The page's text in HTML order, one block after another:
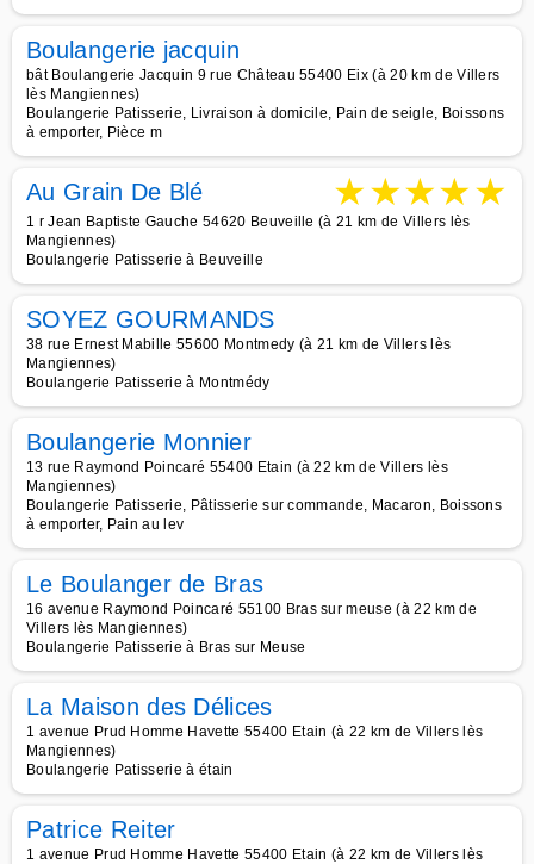
Boulangerie jacquin
bât Boulangerie Jacquin 9 rue Château 55400 Eix (à 20 km de Villers
lès Mangiennes)
Boulangerie Patisserie, Livraison à domicile, Pain de seigle, Boissons
à emporter, Pièce m
Au Grain De Blé ★★★★★
1 r Jean Baptiste Gauche 54620 Beuveille (à 21 km de Villers lès
Mangiennes)
Boulangerie Patisserie à Beuveille
SOYEZ GOURMANDS
38 rue Ernest Mabille 55600 Montmedy (à 21 km de Villers lès
Mangiennes)
Boulangerie Patisserie à Montmédy
Boulangerie Monnier
13 rue Raymond Poincaré 55400 Etain (à 22 km de Villers lès
Mangiennes)
Boulangerie Patisserie, Pâtisserie sur commande, Macaron, Boissons
à emporter, Pain au lev
Le Boulanger de Bras
16 avenue Raymond Poincaré 55100 Bras sur meuse (à 22 km de
Villers lès Mangiennes)
Boulangerie Patisserie à Bras sur Meuse
La Maison des Délices
1 avenue Prud Homme Havette 55400 Etain (à 22 km de Villers lès
Mangiennes)
Boulangerie Patisserie à étain
Patrice Reiter
1 avenue Prud Homme Havette 55400 Etain (à 22 km de Villers lès